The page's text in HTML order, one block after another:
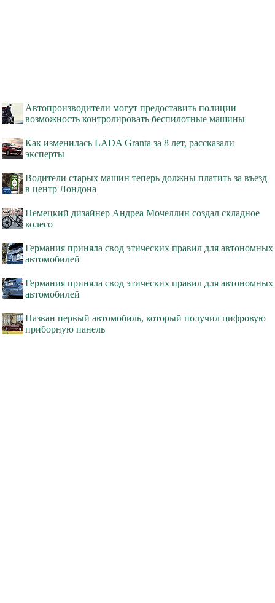
Автопроизводители могут предоставить полиции
возможность контролировать беспилотные машины
Как изменилась LADA Granta за 8 лет, рассказали
эксперты
Водители старых машин теперь должны платить за въезд
в центр Лондона
Немецкий дизайнер Андреа Мочеллин создал складное
колесо
Германия приняла свод этических правил для автономных
автомобилей
Германия приняла свод этических правил для автономных
автомобилей
Назван первый автомобиль, который получил цифровую
приборную панель